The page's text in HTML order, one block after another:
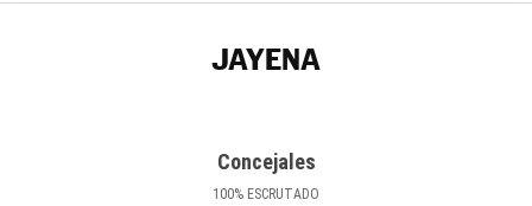
JAYENA
Concejales
100% ESCRUTADO